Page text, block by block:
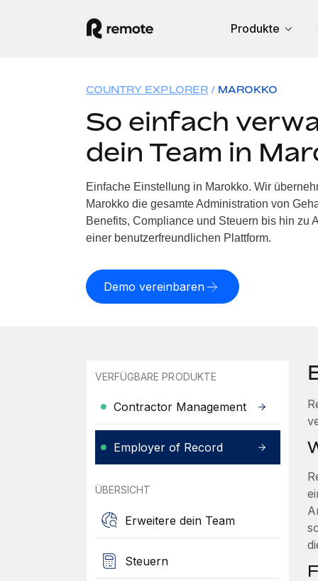
Produkte
COUNTRY EXPLORER MAROKKO
So einfach
dein Team in
Einfache Einstellung in Marokko. Wir
Marokko die gesamte Administration von
Benefits, Compliance und Steuern bis hin zu
einer benutzerfreundlichen Plattform.
Demo vereinbaren
VERFÜGBARE PRODUKTE
Contractor Management
Employer of Record
ÜBERSICHT
Erweitere dein Team
Steuern